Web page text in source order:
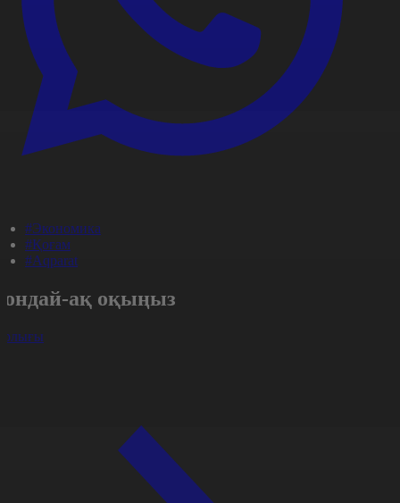
#Экономика
#Қоғам
#Aqparat
ақ оқыңыз